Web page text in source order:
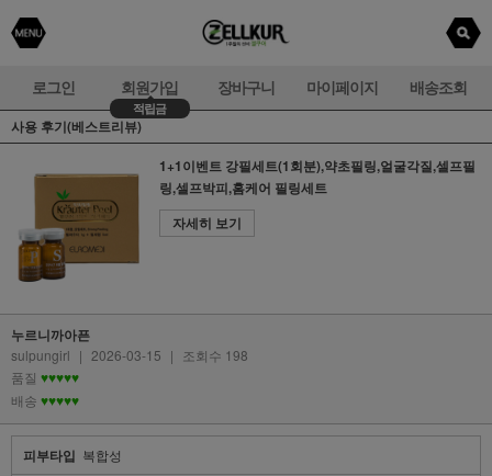
로그인 회원가입
적립금
장바구니 마이페이지 배송조회
사용 후기(베스트리뷰)
1+1이벤트 강필세트(1회분),약초필링,얼굴각질,셀프필
링,셀프박피,홈케어 필링세트
자세히 보기
누르니까아픈
sulpungirl | 2026-03-15 | 조회수 198
품질 ♥♥♥♥♥
배송 ♥♥♥♥♥
피부타입 복합성